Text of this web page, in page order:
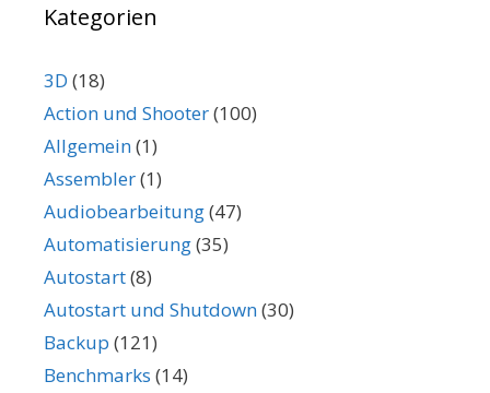
Kategorien
3D (18)
Action und Shooter(100)
Allgemein(1)
Assembler(1)
Audiobearbeitung(47)
Automatisierung(35)
Autostart(8)
Autostart und Shutdown(30)
Backup (121)
Benchmarks (14)